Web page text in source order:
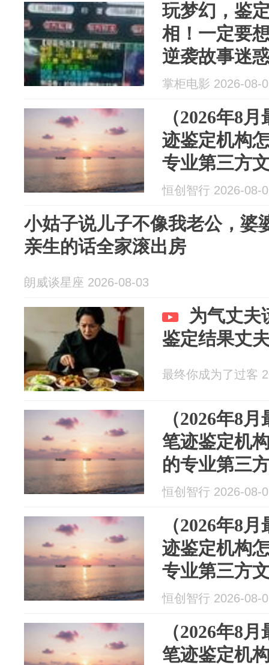
玩梦幻，鉴
相！一定要
逆袭故事迷
掌柜电影 2026-08-
（2026年8
迹鉴定机构
专业第三方
通文书鉴定
恒创智行 2026-08-
小姑子说儿子不像我老公，婆
亲生的话全家滚出房
朗威谈星座 2026-08-03
为气丈夫
鉴定结果丈
最终你成为了过客
（2026年8
笔迹鉴定机
的专业第三
兴通文书鉴
恒创智行 2026-08-
（2026年8
迹鉴定机构
专业第三方
通文书鉴定
恒创智行 2026-08-
（2026年8
笔迹鉴定机